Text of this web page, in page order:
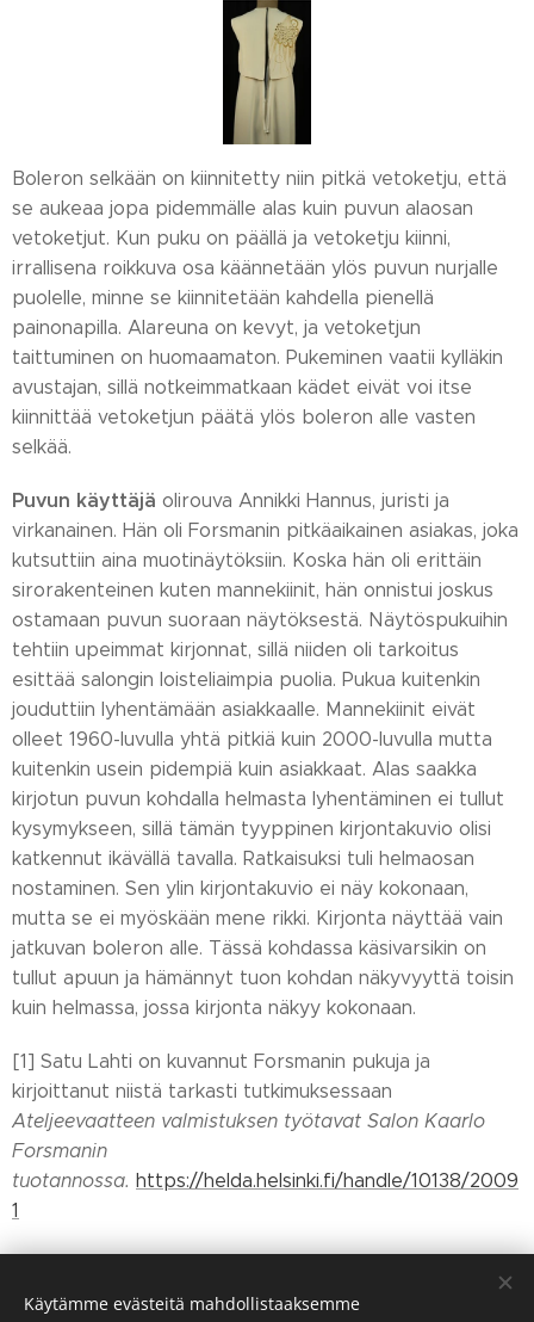
Boleron selkään on kiinnitetty niin pitkä vetoketju, että
se aukeaa jopa pidemmälle alas kuin puvun alaosan
vetoketjut. Kun puku on päällä ja vetoketju kiinni,
irrallisena roikkuva osa käännetään ylös puvun nurjalle
puolelle, minne se kiinnitetään kahdella pienellä
painonapilla. Alareuna on kevyt, ja vetoketjun
taittuminen on huomaamaton. Pukeminen vaatii kylläkin
avustajan, sillä notkeimmatkaan kädet eivät voi itse
kiinnittää vetoketjun päätä ylös boleron alle vasten
selkää.
Puvun käyttäjä olirouva Annikki Hannus, juristi ja
virkanainen. Hän oli Forsmanin pitkäaikainen asiakas, joka
kutsuttiin aina muotinäytöksiin. Koska hän oli erittäin
sirorakenteinen kuten mannekiinit, hän onnistui joskus
ostamaan puvun suoraan näytöksestä. Näytöspukuihin
tehtiin upeimmat kirjonnat, sillä niiden oli tarkoitus
esittää salongin loisteliaimpia puolia. Pukua kuitenkin
jouduttiin lyhentämään asiakkaalle. Mannekiinit eivät
olleet 1960-luvulla yhtä pitkiä kuin 2000-luvulla mutta
kuitenkin usein pidempiä kuin asiakkaat. Alas saakka
kirjotun puvun kohdalla helmasta lyhentäminen ei tullut
kysymykseen, sillä tämän tyyppinen kirjontakuvio olisi
katkennut ikävällä tavalla. Ratkaisuksi tuli helmaosan
nostaminen. Sen ylin kirjontakuvio ei näy kokonaan,
mutta se ei myöskään mene rikki. Kirjonta näyttää vain
jatkuvan boleron alle. Tässä kohdassa käsivarsikin on
tullut apuun ja hämännyt tuon kohdan näkyvyyttä toisin
kuin helmassa, jossa kirjonta näkyy kokonaan.
[1] Satu Lahti on kuvannut Forsmanin pukuja ja
kirjoittanut niistä tarkasti tutkimuksessaan
Ateljeevaatteen valmistuksen työtavat Salon Kaarlo
Forsmanin
tuotannossa. https://helda.helsinki.fi/handle/10138/2009
1
Käytämme evästeitä mahdollistaaksemme